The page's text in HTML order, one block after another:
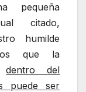
pequeña
citado,
humilde
que la
dentro del
puede ser